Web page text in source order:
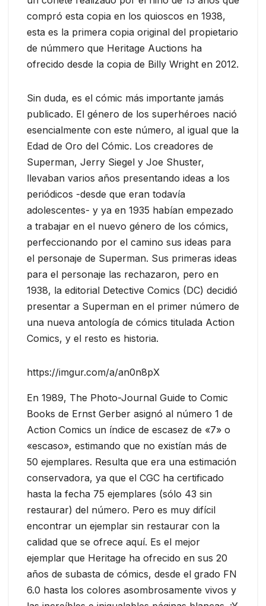
compró esta copia en los quioscos en 1938,
esta es la primera copia original del propietario
de númmero que Heritage Auctions ha
ofrecido desde la copia de Billy Wright en 2012.
Sin duda, es el cómic más importante jamás
publicado. El género de los superhéroes nació
esencialmente con este número, al igual que la
Edad de Oro del Cómic. Los creadores de
Superman, Jerry Siegel y Joe Shuster,
llevaban varios años presentando ideas a los
periódicos -desde que eran todavía
adolescentes- y ya en 1935 habían empezado
a trabajar en el nuevo género de los cómics,
perfeccionando por el camino sus ideas para
el personaje de Superman. Sus primeras ideas
para el personaje las rechazaron, pero en
1938, la editorial Detective Comics (DC) decidió
presentar a Superman en el primer número de
una nueva antología de cómics titulada Action
Comics, y el resto es historia.
https://imgur.com/a/an0n8pX
En 1989, The Photo-Journal Guide to Comic
Books de Ernst Gerber asignó al número 1 de
Action Comics un índice de escasez de «7» o
«escaso», estimando que no existían más de
50 ejemplares. Resulta que era una estimación
conservadora, ya que el CGC ha certificado
hasta la fecha 75 ejemplares (sólo 43 sin
restaurar) del número. Pero es muy difícil
encontrar un ejemplar sin restaurar con la
calidad que se ofrece aquí. Es el mejor
ejemplar que Heritage ha ofrecido en sus 20
años de subasta de cómics, desde el grado FN
6.0 hasta los colores asombrosamente vivos y